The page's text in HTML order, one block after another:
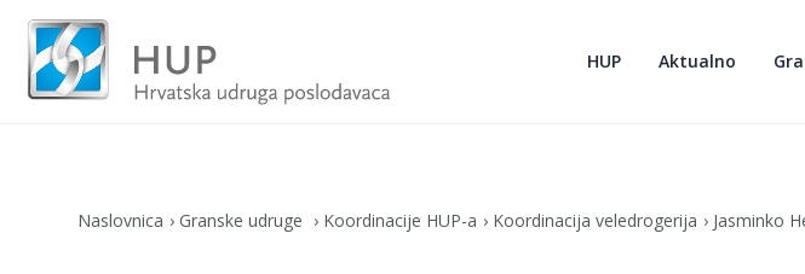
HUP Aktualno
Naslovnica Granske udruge Koordinacije HUP-a Koordinacija veledrogerija Jasminko